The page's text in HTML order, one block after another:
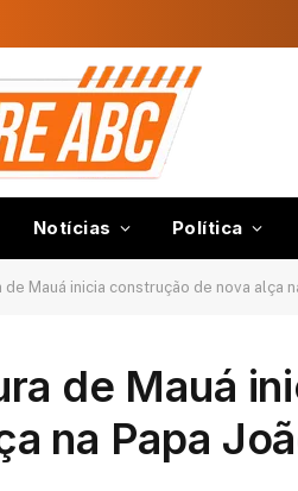
Notícias Política
Mauá inicia construção de nova alça
de Mauá
na Papa